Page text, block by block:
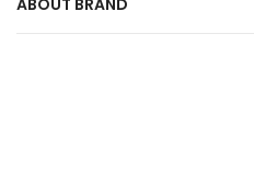
ABOUT BRAND